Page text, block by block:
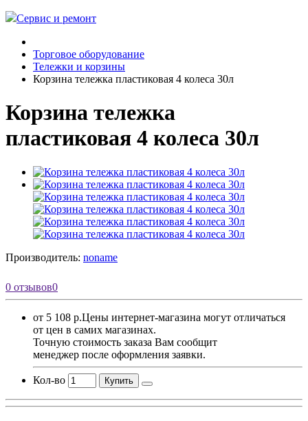
Сервис и ремонт
Торговое оборудование
Тележки и корзины
Корзина тележка пластиковая 4 колеса 30л
Корзина тележка
пластиковая 4 колеса 30л
Производитель: noname
0 отзывов0
от 5 108 р.Цены интернет-магазина могут отличаться
от цен в самих магазинах.
Точную стоимость заказа Вам сообщит
менеджер после оформления заявки.
Кол-во Купить